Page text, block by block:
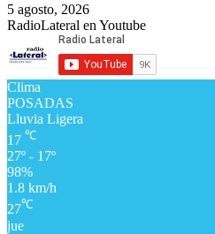
5 agosto, 2026
RadioLateral en Youtube
Clima
POSADAS
Lluvia Ligera
17 ℃
27º - 17º
98%
1.8 km/h
27℃
jue